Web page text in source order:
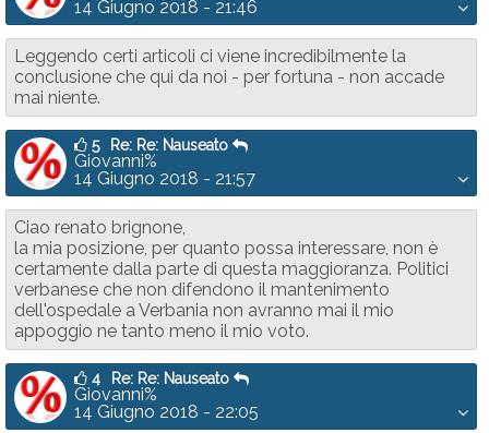
14 Giugno 2018 - 21:46
Leggendo certi articoli ci viene incredibilmente la
conclusione che qui da noi - per fortuna - non accade
mai niente.
5 Re: Re: Nauseato
Giovanni%
14 Giugno 2018 - 21:57
Ciao renato brignone,
la mia posizione, per quanto possa interessare, non è
certamente dalla parte di questa maggioranza. Politici
verbanese che non difendono il mantenimento
dell'ospedale a Verbania non avranno mai il mio
appoggio ne tanto meno il mio voto.
4 Re: Re: Nauseato
Giovanni%
14 Giugno 2018 - 22:05